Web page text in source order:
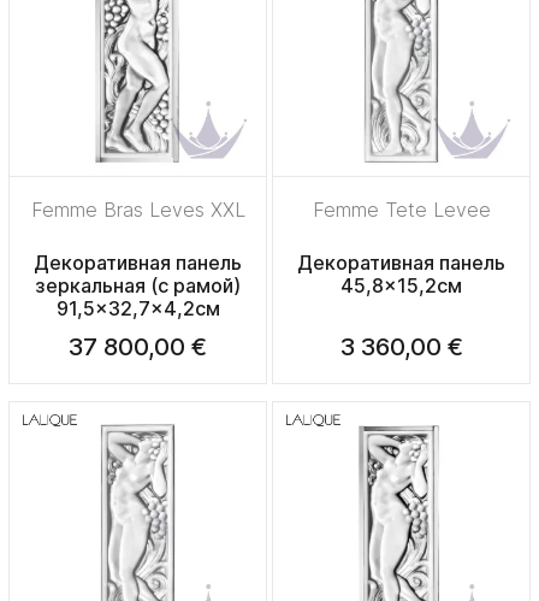
Femme Bras Leves XXL
Декоративная панель
зеркальная (с рамой)
91,5x32,7x4,2см
37 800,00 €
Femme Tete Levee
Декоративная панель
45,8x15,2см
3 360,00 €